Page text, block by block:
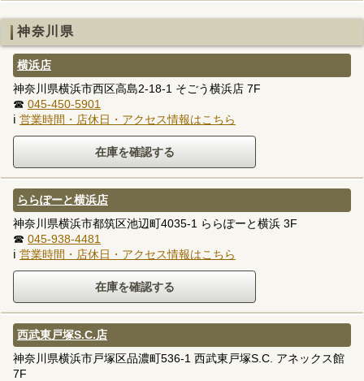
神奈川県
横浜店
神奈川県横浜市西区高島2-18-1 そごう横浜店 7F
☎ 045-450-5901
ℹ 営業時間・店休日・アクセス情報はこちら
ららぽーと横浜店
神奈川県横浜市都筑区池辺町4035-1 ららぽーと横浜 3F
☎ 045-938-4481
ℹ 営業時間・店休日・アクセス情報はこちら
西武東戸塚S.C.店
神奈川県横浜市戸塚区品濃町536-1 西武東戸塚S.C. アネックス館
7F